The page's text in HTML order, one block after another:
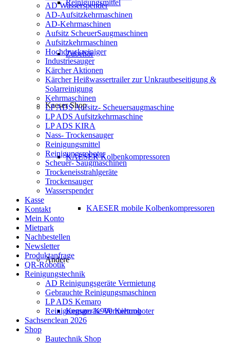
Reinigungsmittel
Zubehör
Kaeser Shop
KAESER Kolbenkompressoren
KAESER mobile Kolbenkompressoren
Andere
Kemaro K900 Kehrroboter
AD Wasserspender
AD-Aufsitzkehrmaschinen
AD-Kehrmaschinen
Aufsitz ScheuerSaugmaschinen
Aufsitzkehrmaschinen
Hochdruckreiniger
Industriesauger
Kärcher Aktionen
Kärcher Heißwassertrailer zur Unkrautbeseitigung &
Solarreinigung
Kehrmaschinen
LP ADS Aufsitz- Scheuersaugmaschine
LP ADS Aufsitzkehrmaschine
LP ADS KIRA
Nass- Trockensauger
Reinigungsmittel
Reinigungsroboter
Scheuer- Saugmaschinen
Trockeneisstrahlgeräte
Trockensauger
Wasserspender
Kasse
Kontakt
Mein Konto
Mietpark
Nachbestellen
Newsletter
Produktanfrage
QR-Robotik
Reinigungstechnik
AD Reinigungsgeräte Vermietung
Gebrauchte Reinigungsmaschinen
LP ADS Kemaro
Reinigungsgeräte Vermietung
Sachsenclean 2026
Shop
Bautechnik Shop